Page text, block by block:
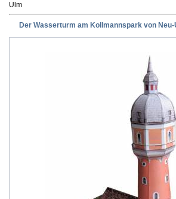
Ulm
Der Wasserturm am Kollmannspark von Neu-